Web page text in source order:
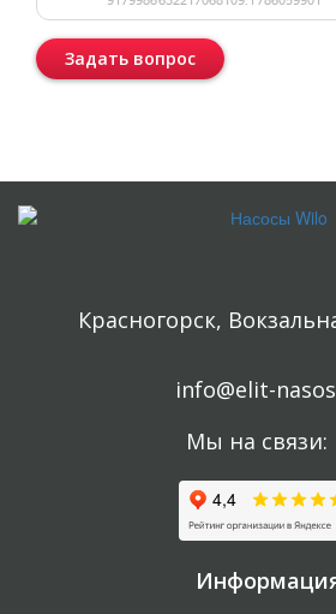
Задать вопрос
Красногорск,
info@elit-
Мы на связи: